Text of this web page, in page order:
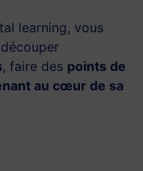
learning, vous
découper
, faire des points de
au cœur de sa